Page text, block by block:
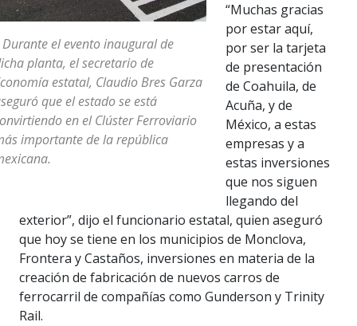
Durante el evento inaugural de
planta, el secretario de
estatal, Claudio Bres Garza
que el estado se está
en el Clúster Ferroviario
importante de la república
“Muchas gracias
por estar aquí,
por ser la tarjeta
de presentación
de Coahuila, de
Acuña, y de
México, a estas
empresas y a
estas inversiones
que nos siguen
llegando del
exterior”, dijo el funcionario estatal, quien aseguró
que hoy se tiene en los municipios de Monclova,
Frontera y Castaños, inversiones en materia de la
creación de fabricación de nuevos carros de
ferrocarril de compañías como Gunderson y Trinity
Rail.